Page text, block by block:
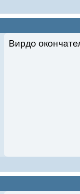
Вирдо